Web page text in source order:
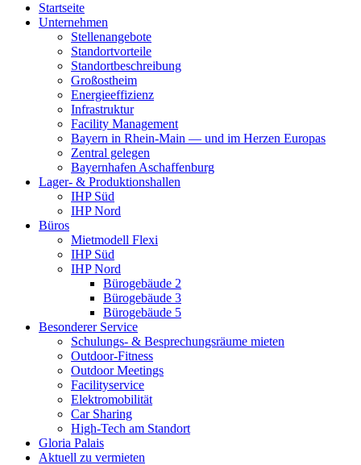
Startseite
Unternehmen
Stellenangebote
Standortvorteile
Standortbeschreibung
Großostheim
Energieeffizienz
Infrastruktur
Facility Management
Bayern in Rhein-Main — und im Herzen Europas
Zentral gelegen
Bayernhafen Aschaffenburg
Lager- & Produktionshallen
IHP Süd
IHP Nord
Büros
Mietmodell Flexi
IHP Süd
IHP Nord
Bürogebäude 2
Bürogebäude 3
Bürogebäude 5
Besonderer Service
Schulungs- & Besprechungsräume mieten
Outdoor-Fitness
Outdoor Meetings
Facilityservice
Elektromobilität
Car Sharing
High-Tech am Standort
Gloria Palais
Aktuell zu vermieten